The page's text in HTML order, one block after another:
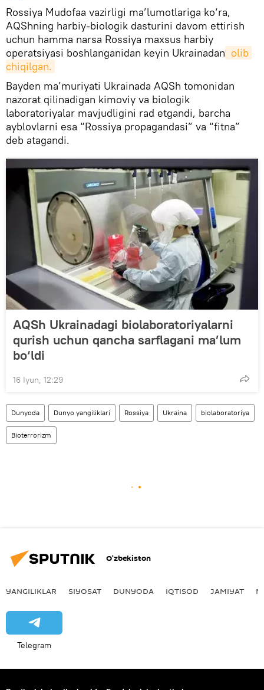
Rossiya Mudofaa vazirligi ma’lumotlariga ko‘ra,
AQShning harbiy-biologik dasturini davom ettirish
uchun hamma narsa Rossiya maxsus harbiy
operatsiyasi boshlanganidan keyin Ukrainadan olib
chiqilgan.
Bayden ma’muriyati Ukrainada AQSh tomonidan
nazorat qilinadigan kimoviy va biologik
laboratoriyalar mavjudligini rad etgandi, barcha
ayblovlarni esa “Rossiya propagandasi” va “fitna”
deb atagandi.
AQSh Ukrainadagi biolaboratoriyalarni
qurish uchun qancha sarflagani ma’lum
bo‘ldi
16 Iyun, 12:29
Dunyoda Dunyo yangiliklari Rossiya Ukraina biolaboratoriya
Bioterrorizm
O‘zbekiston
YANGILIKLAR SIYOSAT DUNYODA IQTISOD JAMIYAT
Telegram